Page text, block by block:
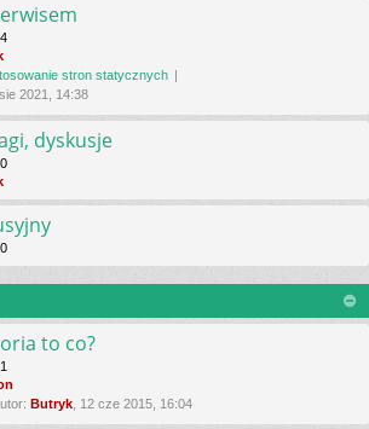
4
stron statycznych
2021, 14:38
dyskusje
0
0
to co?
1
Butryk , 12 cze 2015, 16:04